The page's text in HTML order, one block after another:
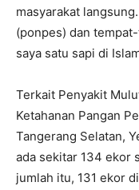
masyarakat
(ponpes) dan
saya satu sapi di
Terkait Penyakit
Ketahanan Pangan
Tangerang Selatan,
ada sekitar 134 ekor
jumlah itu, 131 ekor